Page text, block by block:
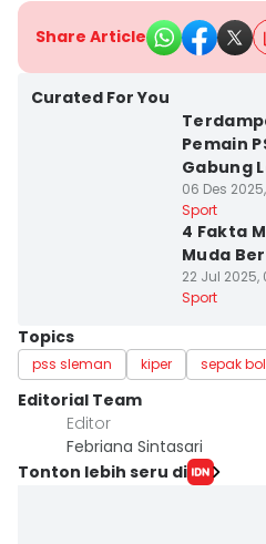
Share Article
Curated For You
Pemain
Gabung
06 Des
Sport
4 Fakta
Muda
22 Jul 2025,
Sport
Topics
pss sleman kiper sepak
Editorial Team
Editor
Febriana Sintasari
Tonton lebih seru di